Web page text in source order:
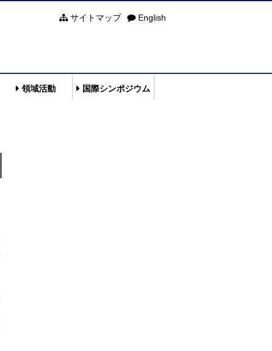
English
サイトマップ
領域活動 国際シンポジウム